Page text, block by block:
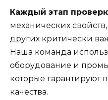
Каждый этап
механических
других критически
Наша команда
оборудование и
которые гарантируют
качества.